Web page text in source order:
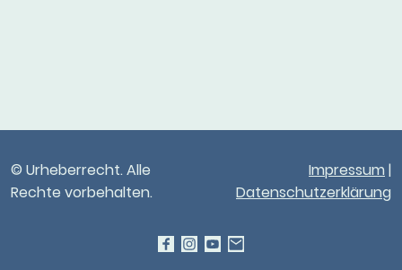
© Urheberrecht. Alle
Rechte vorbehalten.
Impressum |
Datenschutzerklärung